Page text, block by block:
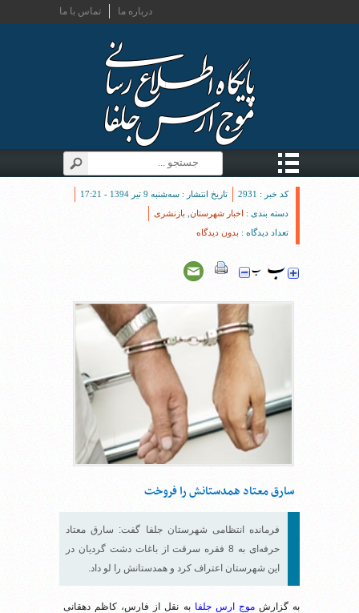
تماس با ما درباره ما
کد خبر : 2931
تاریخ انتشار : سه‌شنبه 9 تیر 1394 - 17:21
دسته بندی : اخبار شهرستان بازنشری
تعداد دیدگاه : بدون دیدگاه
سارق معتاد همدستانش را فروخت
فرمانده انتظامی شهرستان جلفا گفت: سارق معتاد
حرفه‌ای به 8 فقره سرقت از باغات دشت گردیان در
این شهرستان اعتراف کرد و همدستانش را لو داد.
به گزارشموج ارس جلفا به نقل از فارس، کاظم دهقانی